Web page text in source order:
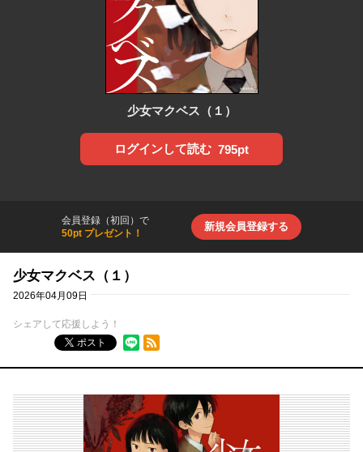
少女マクベス（１）
ログインして読む 795pt
会員登録（初回）で
50pt プレゼント！
新規会員登録する
少女マクベス（１）
2026年04月09日
シェアして応援しよう！
ポスト
RSSフィード